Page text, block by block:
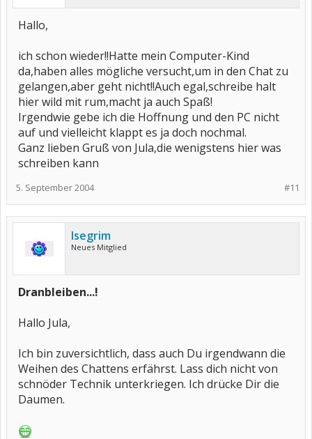
Hallo,
ich schon wieder!!Hatte mein Computer-Kind
da,haben alles mögliche versucht,um in den Chat zu
gelangen,aber geht nicht!!Auch egal,schreibe halt
hier wild mit rum,macht ja auch Spaß!
Irgendwie gebe ich die Hoffnung und den PC nicht
auf und vielleicht klappt es ja doch nochmal.
Ganz lieben Gruß von Jula,die wenigstens hier was
schreiben kann
#11
5. September 2004
Isegrim
Neues Mitglied
Dranbleiben...!
Hallo Jula,
Ich bin zuversichtlich, dass auch Du irgendwann die
Weihen des Chattens erfährst. Lass dich nicht von
schnöder Technik unterkriegen. Ich drücke Dir die
Daumen.